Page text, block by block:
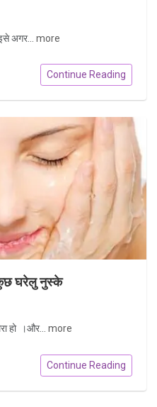
अगर... more
Continue Reading
कुछ घरेलु नुस्के
हो ।और... more
Continue Reading